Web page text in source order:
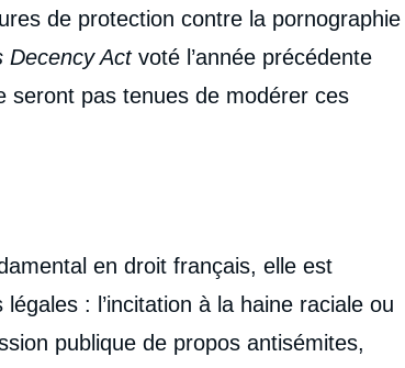
de protection contre la pornographie
Decency Act voté l’année précédente
seront pas tenues de modérer ces
en droit français, elle est
: l’incitation à la haine raciale ou
publique de propos antisémites,